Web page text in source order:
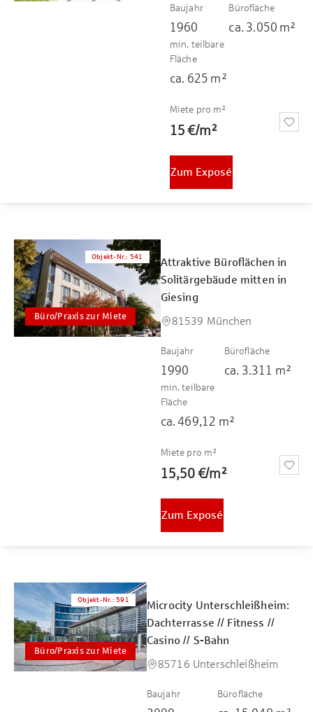
Baujahr
1960
Bürofläche
ca. 3.050 m²
min. teilbare
Fläche
ca. 625 m²
Miete pro m²
15 €/m²
Zum Exposé
Büro/Praxis zur Miete
Objekt-Nr.: 541
Attraktive Büroflächen in
Solitärgebäude mitten in
Giesing
81539 München
Baujahr
1990
Bürofläche
ca. 3.311 m²
min. teilbare
Fläche
ca. 469,12 m²
Miete pro m²
15,50 €/m²
Zum Exposé
Büro/Praxis zur Miete
Objekt-Nr. : 591
Microcity Unterschleißheim:
Dachterrasse // Fitness //
Casino // S-Bahn
85716 Unterschleißheim
Baujahr Bürofläche